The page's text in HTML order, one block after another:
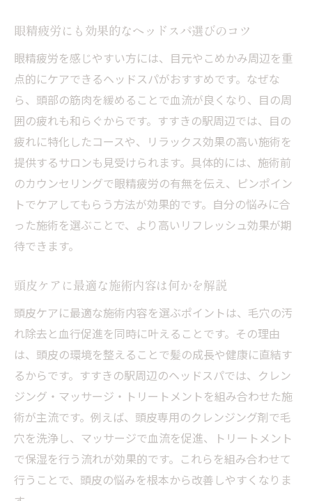
眼精疲労にも効果的なヘッドスパ選びのコツ
眼精疲労を感じやすい方には、目元やこめかみ周辺を重
点的にケアできるヘッドスパがおすすめです。なぜな
ら、頭部の筋肉を緩めることで血流が良くなり、目の周
囲の疲れも和らぐからです。すすきの駅周辺では、目の
疲れに特化したコースや、リラックス効果の高い施術を
提供するサロンも見受けられます。具体的には、施術前
のカウンセリングで眼精疲労の有無を伝え、ピンポイン
トでケアしてもらう方法が効果的です。自分の悩みに合
った施術を選ぶことで、より高いリフレッシュ効果が期
待できます。
頭皮ケアに最適な施術内容は何かを解説
頭皮ケアに最適な施術内容を選ぶポイントは、毛穴の汚
れ除去と血行促進を同時に叶えることです。その理由
は、頭皮の環境を整えることで髪の成長や健康に直結す
るからです。すすきの駅周辺のヘッドスパでは、クレン
ジング・マッサージ・トリートメントを組み合わせた施
術が主流です。例えば、頭皮専用のクレンジング剤で毛
穴を洗浄し、マッサージで血流を促進、トリートメント
で保湿を行う流れが効果的です。これらを組み合わせて
行うことで、頭皮の悩みを根本から改善しやすくなりま